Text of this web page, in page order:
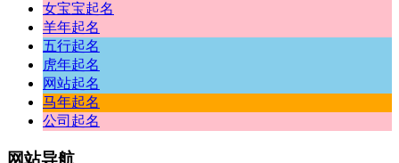
女宝宝起名
羊年起名
五行起名
虎年起名
网站起名
马年起名
公司起名
网站导航